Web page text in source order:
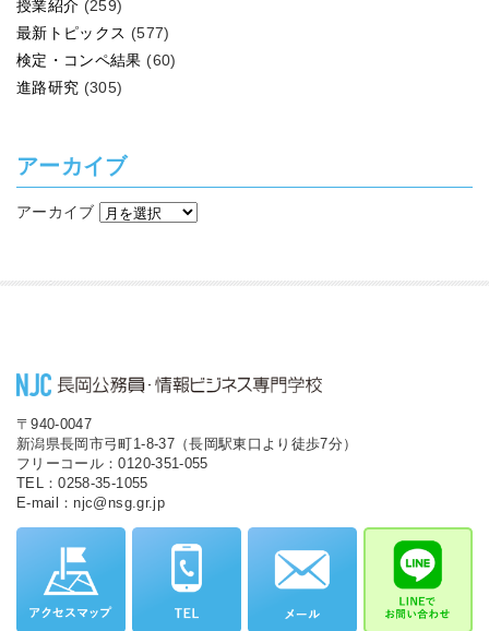
授業紹介 (259)
最新トピックス (577)
検定・コンペ結果 (60)
進路研究 (305)
アーカイブ
アーカイブ
〒940-0047
新潟県長岡市弓町1-8-37（長岡駅東口より徒歩7分）
フリーコール：0120-351-055
TEL：0258-35-1055
E-mail：njc@nsg.gr.jp